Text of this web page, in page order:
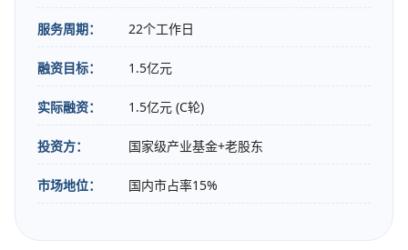
服务周期： 22个工作日
融资目标： 1.5亿元
实际融资： 1.5亿元 (C轮)
投资方： 国家级产业基金+老股东
市场地位： 国内市占率15%